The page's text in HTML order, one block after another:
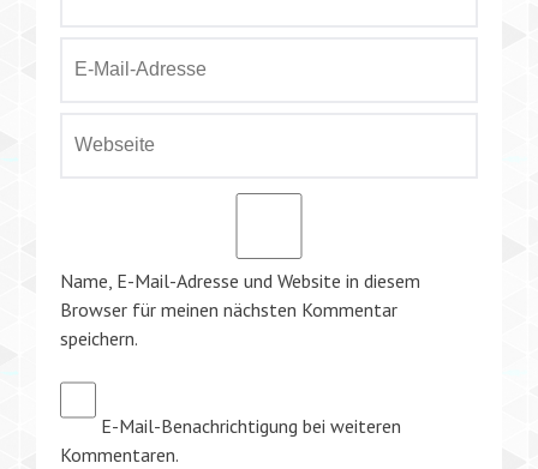
Name, E-Mail-Adresse und Website in diesem
Browser für meinen nächsten Kommentar
speichern.
E-Mail-Benachrichtigung bei weiteren
Kommentaren.